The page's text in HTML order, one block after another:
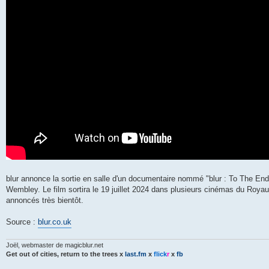
blur annonce la sortie en salle d'un documentaire nommé "blur : To The
Wembley. Le film sortira le 19 juillet 2024 dans plusieurs cinémas du
annoncés très bientôt.
Source : blur.co.uk
Joël, webmaster de magicblur.net
Get out of cities, return to the trees x last.fm x flickrx fb